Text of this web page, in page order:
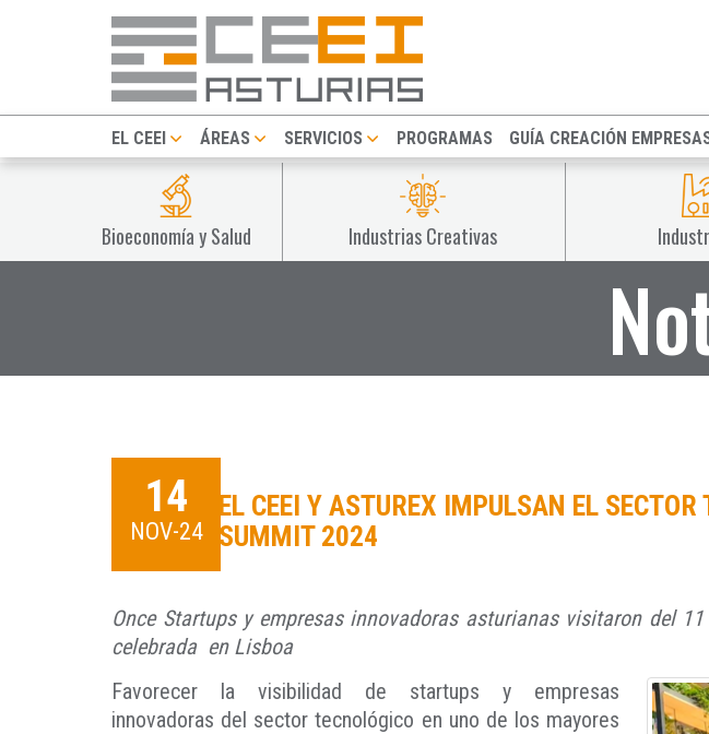
EL CEEI ÁREAS SERVICIOS PROGRAMAS GUÍA CREACIÓN
Bioeconomía y Salud Industrias Creativas
14
NOV-24
EL CEEI Y ASTUREX IMPULSAN EL
SUMMIT 2024
Once Startups y empresas innovadoras asturianas visitaron del
celebrada en Lisboa
Favorecer la visibilidad de startups y empresas
innovadoras del sector tecnológico en uno de los mayores